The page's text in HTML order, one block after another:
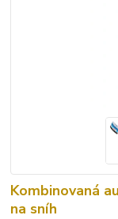
Kombinovaná
na sníh